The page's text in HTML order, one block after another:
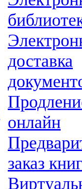
доставка
онлайн
заказ